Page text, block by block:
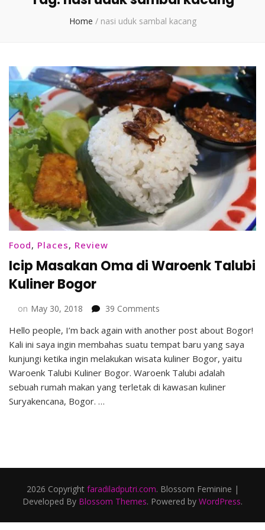
Home / nasi uduk sambal kacang
Food, Places, Review
Icip Masakan Oma di Waroenk Talubi
Kuliner Bogor
on May 30, 2018 39 Comments
Masakan
Oma
di
Waroenk
Talubi
Hello people, I’m back again with another post about Bogor!
Kali ini saya ingin membahas suatu tempat baru yang saya
kunjungi ketika ingin melakukan wisata kuliner Bogor, yaitu
Waroenk Talubi Kuliner Bogor. Waroenk Talubi adalah
sebuah rumah makan yang terletak di kawasan kuliner
Suryakencana, Bogor. …
2026 Copyright faradiladputri.com. Blossom Feminine |
Developed By Blossom Themes. Powered by WordPress.